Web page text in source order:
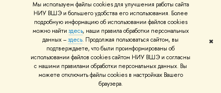
Мы используем файлы cookies для улучшения работы сайта
НИУ ВШЭ и большего удобства его использования. Более
подробную информацию об использовании файлов cookies
можно найти здесь, наши правила обработки персональных
данных –здесь. Продолжая пользоваться сайтом, вы
подтверждаете, что были проинформированы об
использовании файлов cookies сайтом НИУ ВШЭ и согласны
с нашими правилами обработки персональных данных. Вы
можете отключить файлы cookies в настройках Вашего
браузера.
✖
Налоговые стимулы
vs доходы бюджета
Наконец-то
дефицит
Предвыборные